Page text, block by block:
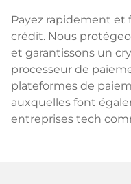
Payez rapidement et
crédit. Nous
et garantissons un
processeur de
plateformes de
auxquelles font
entreprises tech